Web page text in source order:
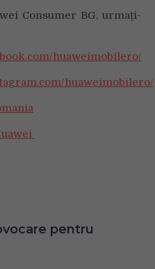
Consumer BG, urmați-
huaweimobilero/
huaweimobilero/
pentru